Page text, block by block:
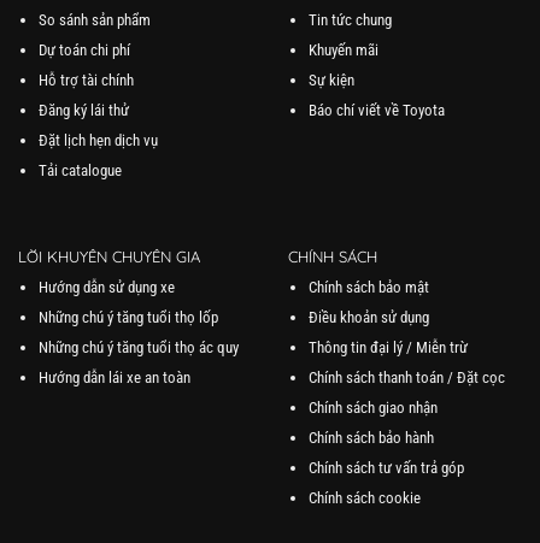
So sánh sản phẩm
Dự toán chi phí
Hỗ trợ tài chính
Đăng ký lái thử
Đặt lịch hẹn dịch vụ
Tải catalogue
Tin tức chung
Khuyến mãi
Sự kiện
Báo chí viết về Toyota
LỜI KHUYÊN CHUYÊN GIA
Hướng dẫn sử dụng xe
Những chú ý tăng tuổi thọ lốp
Những chú ý tăng tuổi thọ ác quy
Hướng dẫn lái xe an toàn
CHÍNH SÁCH
Chính sách bảo mật
Điều khoản sử dụng
Thông tin đại lý / Miễn trừ
Chính sách thanh toán / Đặt cọc
Chính sách giao nhận
Chính sách bảo hành
Chính sách tư vấn trả góp
Chính sách cookie